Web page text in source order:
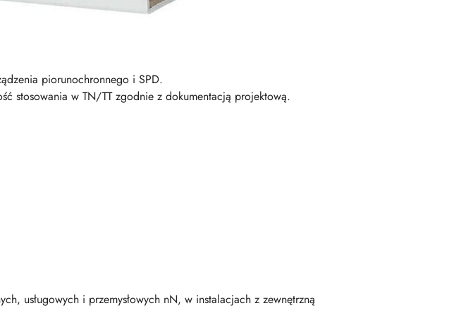
piorunochronnego i SPD.
stosowania w TN/TT zgodnie z dokumentacją projektową.
usługowych i przemysłowych nN, w instalacjach z zewnętrzną